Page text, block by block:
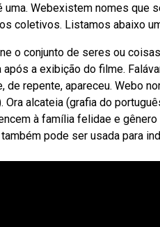
Webexistem nomes que
coletivos. Listamos abaixo
o conjunto de seres ou
a exibição do filme.
repente, apareceu. Webo
alcateia (grafia do
à família felidae e
pode ser usada para